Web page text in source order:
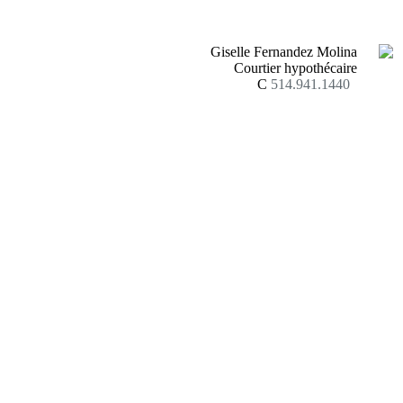
Giselle Fernandez Molina
Courtier hypothécaire
C 514.941.1440